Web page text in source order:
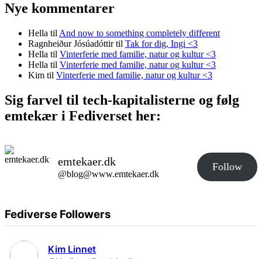
Nye kommentarer
Hella til And now to something completely different
Ragnheiður Jósúadóttirtil Tak for dig, Ingi <3
Hella til Vinterferie med familie, natur og kultur <3
Hella til Vinterferie med familie, natur og kultur <3
Kim til Vinterferie med familie, natur og kultur <3
Sig farvel til tech-kapitalisterne og følg
emtekær i Fediverset her:
emtekaer.dk
@blog@www.emtekaer.dk
Follow
Fediverse Followers
Kim Linnet